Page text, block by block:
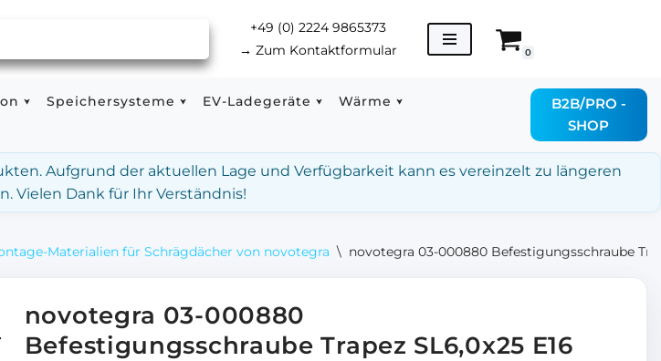
+49 (0) 2224 9865373
→ Zum Kontaktformular 0
Speichersysteme EV-Ladegeräte
Wärme
B2B/PRO -
SHOP
Aufgrund der aktuellen Lage und Verfügbarkeit kann es vereinzelt zu längeren
Vielen Dank für Ihr Verständnis!
Materialien für Schrägdächer von novotegra \ novotegra 03-000880 Befestigungsschraube
novotegra 03-000880
Befestigungsschraube Trapez SL6,0x25 E16